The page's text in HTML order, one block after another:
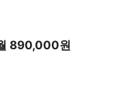
890,000원